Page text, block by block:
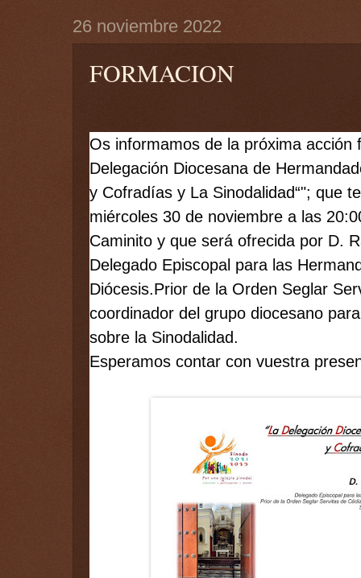
26 noviembre 2022
FORMACION
Os informamos de la próxima acción
Delegación Diocesana de
y Cofradías y La Sinodalidad“"; que
miércoles 30 de noviembre a las
Caminito y que será ofrecida por D.
Delegado Episcopal para las
Diócesis.Prior de la Orden Seglar
coordinador del grupo diocesano
sobre la Sinodalidad.
Esperamos contar con vuestra